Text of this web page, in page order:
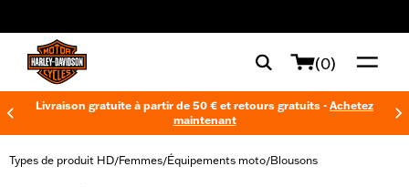
(0)
Livraison gratuite à partir de 50 € et retours gratuits - Achetez
maintenant
Types de produit HD/Femmes/Équipements moto/Blousons